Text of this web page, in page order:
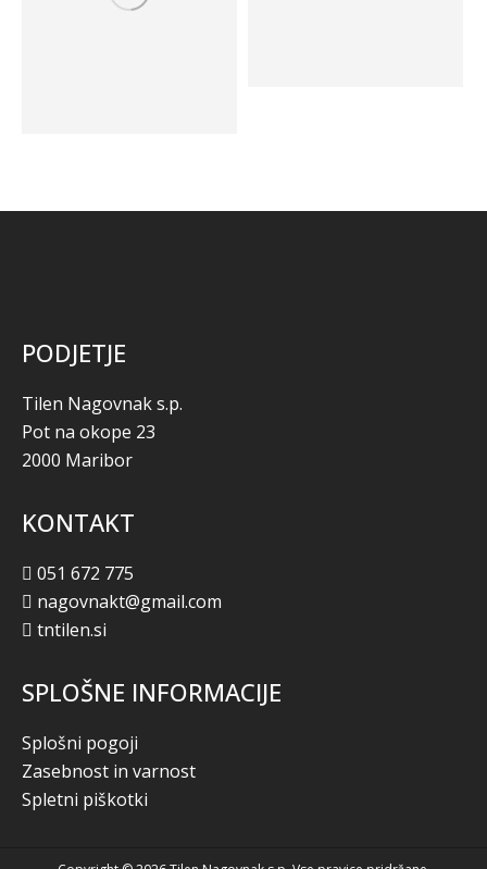
PODJETJE
Tilen Nagovnak s.p.
Pot na okope 23
2000 Maribor
KONTAKT
051 672 775
nagovnakt@gmail.com
tntilen.si
SPLOŠNE INFORMACIJE
Splošni pogoji
Zasebnost in varnost
Spletni piškotki